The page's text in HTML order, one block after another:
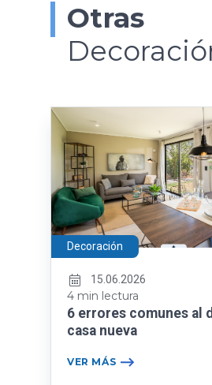
Otras
Decoración
15.06.2026
4 min lectura
6 errores comunes al
casa nueva
VER MÁS